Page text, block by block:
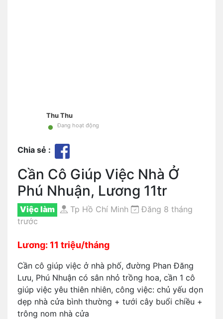
Thu Thu
• Đang hoạt động
Chia sẻ :
Cần Cô Giúp Việc Nhà Ở
Phú Nhuận, Lương 11tr
Việc làm Tp Hồ Chí Minh
Đăng 8 tháng
trước
Lương: 11 triệu/tháng
Cần cô giúp việc ở nhà phố, đường Phan Đăng
Lưu, Phú Nhuận có sân nhỏ trồng hoa, cần 1 cô
giúp việc yêu thiên nhiên, công việc: chủ yếu dọn
dẹp nhà cửa bình thường + tưới cây buổi chiều +
trông nom nhà cửa